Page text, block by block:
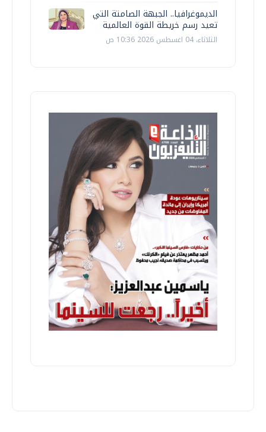
الديموغرافيا.. الجبهة الصامتة التي
تعيد رسم خريطة القوة العالمية
الثلاثاء، 04 اغسطس 2026 10:36 ص